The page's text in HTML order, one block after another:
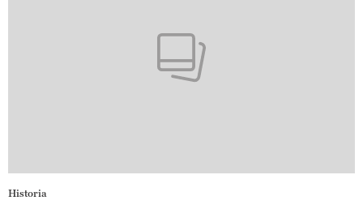
Historia